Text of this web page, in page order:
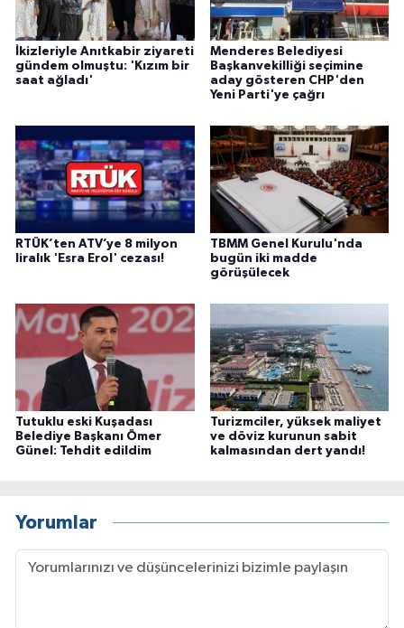
İkizleriyle Anıtkabir ziyareti
gündem olmuştu: 'Kızım bir
saat ağladı'
Menderes Belediyesi
Başkanvekilliği seçimine
aday gösteren CHP'den
Yeni Parti'ye çağrı
RTÜK’ten ATV’ye 8 milyon
liralık 'Esra Erol' cezası!
TBMM Genel Kurulu'nda
bugün iki madde
görüşülecek
Tutuklu eski Kuşadası
Belediye Başkanı Ömer
Günel: Tehdit edildim
Turizmciler, yüksek maliyet
ve döviz kurunun sabit
kalmasından dert yandı!
Yorumlar